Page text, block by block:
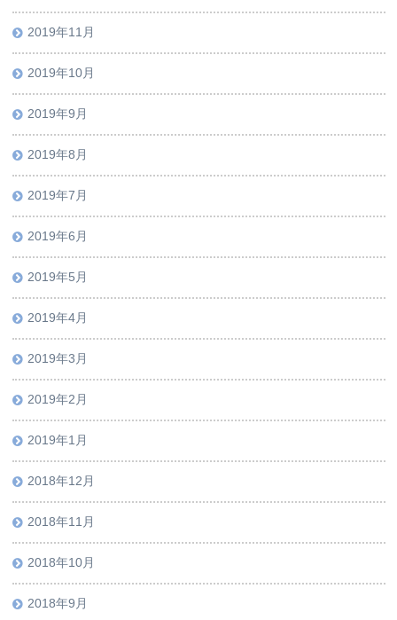
2019年11月
2019年10月
2019年9月
2019年8月
2019年7月
2019年6月
2019年5月
2019年4月
2019年3月
2019年2月
2019年1月
2018年12月
2018年11月
2018年10月
2018年9月